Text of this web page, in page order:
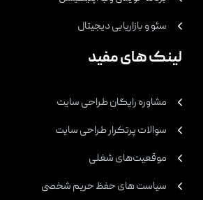
سئو و بازاریابی دیجیتال
لینک های مفید
مشاوره رایگان طراحی سایت
سوالات پرتکرار طراحی سایت
موقعیت‌های شغلی
سیاست های حفظ حریم شخصی